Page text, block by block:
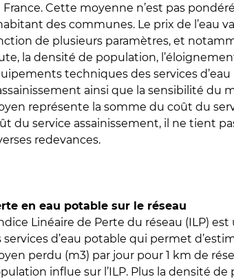
France. Cette moyenne n’est pas
des communes. Le prix de l’eau
de plusieurs paramètres, et
la densité de population,
techniques des services
ainsi que la sensibilité du
représente la somme du coût du
du service assainissement, il ne tient
redevances.
en eau potable sur le réseau
Linéaire de Perte du réseau (ILP)
services d’eau potable qui permet
perdu (m3) par jour pour 1 km de
influe sur l’ILP. Plus la densité